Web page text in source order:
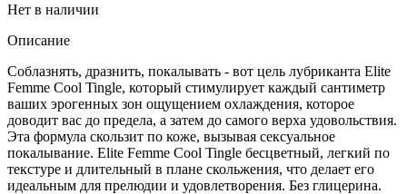
Нет в наличии
Описание
Соблазнять, дразнить, покалывать - вот цель лубриканта Elite
Femme Cool Tingle, который стимулирует каждый сантиметр
ваших эрогенных зон ощущением охлаждения, которое
доводит вас до предела, а затем до самого верха удовольствия.
Эта формула скользит по коже, вызывая сексуальное
покалывание. Elite Femme Cool Tingle бесцветный, легкий по
текстуре и длительный в плане скольжения, что делает его
идеальным для прелюдии и удовлетворения. Без глицерина.